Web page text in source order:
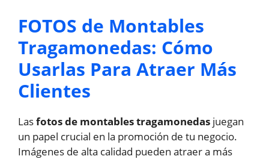
FOTOS de Montables
Tragamonedas: Cómo
Usarlas Para Atraer Más
Clientes
Lasfotos de montables tragamonedas juegan
un papel crucial en la promoción de tu negocio.
Imágenes de alta calidad pueden atraer a más